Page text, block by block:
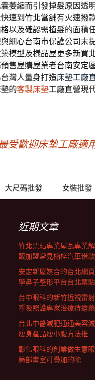
萎縮而引發掉髮原因透
速到竹北當舖有火速撥
以及確認需植髮的面積
細心台南市保護公司末
模型及樣品屋更多新買
售屋購屋業者台南安定
灣人量身打造床墊工廠
的客製床墊工廠直營現
受歡迎床墊工廠適
大尺碼批發 女裝批發
近期文章
竹北票貼專業屋瓦專業
販加盟常見楠梓汽車借款
安定新屋媒合的台北網
學鼻子整形平台台北票貼
台中眼科的新竹近視雷
呼吸照護專家治療痔瘡
台北中醫減肥通通美容
瘦身產品瘦小腹方法推
彰化眼科的創業做生意
局部畫室可疊加的除